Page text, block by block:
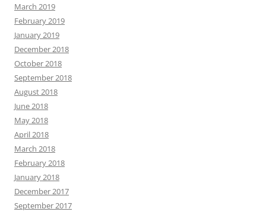
March 2019
February 2019
January 2019
December 2018
October 2018
September 2018
August 2018
June 2018
May 2018
April 2018
March 2018
February 2018
January 2018
December 2017
September 2017